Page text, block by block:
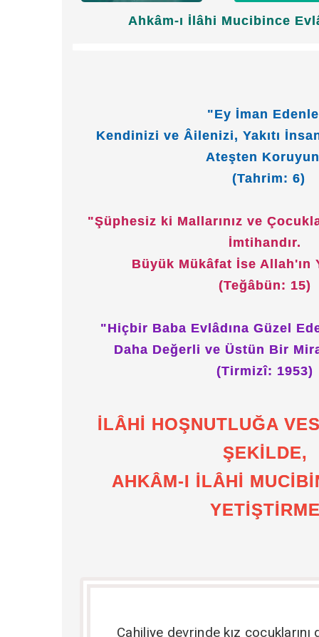
Ahkâm-ı İlâhi Mucibince
"Ey İman
Kendinizi ve Âilenizi, Yakıtı
Ateşten
(Tahrim: 6)
"Şüphesiz ki Mallarınız ve
İmtihandır.
Büyük Mükâfat İse Allah'ın
(Teğâbün: 15)
"Hiçbir Baba Evlâdına Güzel
Daha Değerli ve Üstün Bir
(Tirmizî: 1953)
İLÂHİ HOŞNUTLUĞA
ŞEKİLDE,
AHKÂM-I İLÂHİ
YETİŞTİRME
Cahiliye devrinde kız çocuklarını